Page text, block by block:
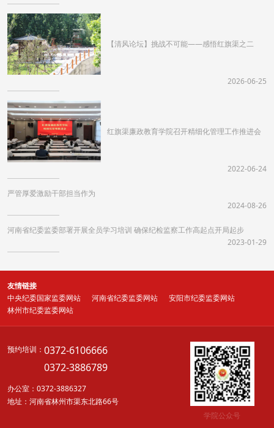
【清风论坛】挑战不可能——感悟红旗渠之二
2026-06-25
红旗渠廉政教育学院召开精细化管理工作推进会
2022-06-24
严管厚爱激励干部担当作为
2024-08-26
河南省纪委监委部署开展全员学习培训 确保纪检监察工作高起点开局起步
2023-01-29
友情链接
中央纪委国家监委网站
河南省纪委监委网站
安阳市纪委监委网站
林州市纪委监委网站
预约培训： 0372-6106666
0372-3886789
办公室：0372-3886327
地址：河南省林州市渠东北路66号
学院公众号